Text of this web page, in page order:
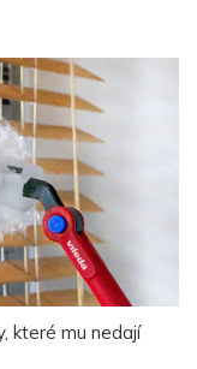
které mu nedají